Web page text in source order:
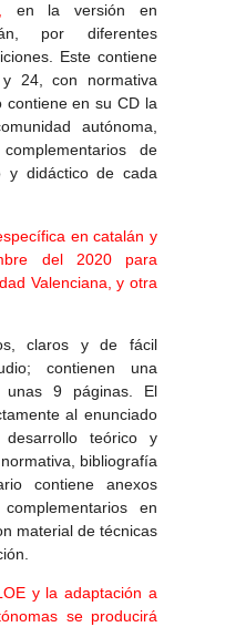
en la versión en
por diferentes
Este contiene
24, con normativa
contiene en su CD la
autónoma,
de
y didáctico de cada
en catalán y
del 2020 para
Valenciana, y otra
claros y de fácil
contienen una
9 páginas. El
al enunciado
teórico y
bibliografía
contiene anexos
en
material de técnicas
y la adaptación a
se producirá